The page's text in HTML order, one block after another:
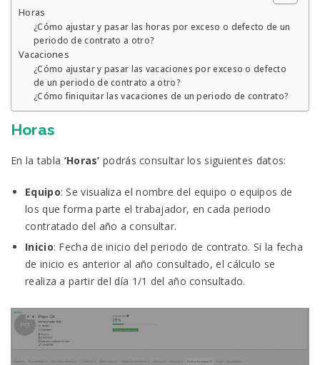
Horas
¿Cómo ajustar y pasar las horas por exceso o defecto de un
periodo de contrato a otro?
Vacaciones
¿Cómo ajustar y pasar las vacaciones por exceso o defecto
de un periodo de contrato a otro?
¿Cómo finiquitar las vacaciones de un periodo de contrato?
Horas
En la tabla ‘Horas’ podrás consultar los siguientes datos:
Equipo: Se visualiza el nombre del equipo o equipos de
los que forma parte el trabajador, en cada periodo
contratado del año a consultar.
Inicio: Fecha de inicio del periodo de contrato. Si la fecha
de inicio es anterior al año consultado, el cálculo se
realiza a partir del día 1/1 del año consultado.